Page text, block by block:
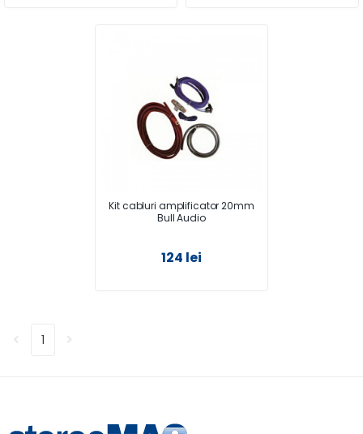
Kit cabluri amplificator 20mm
Bull Audio
124 lei
1